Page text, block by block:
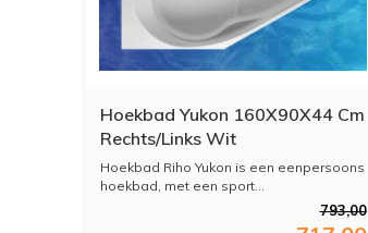
Hoekbad Yukon 160X90X44 Cm
Rechts/Links Wit
Hoekbad Riho Yukon is een eenpersoons
hoekbad, met een sport...
793,00